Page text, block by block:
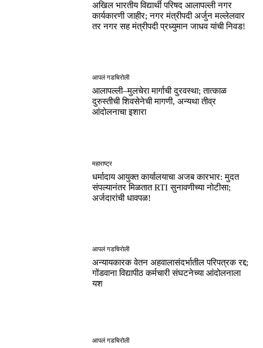
अखिल भारतीय विद्यार्थी परिषद आलापल्ली नगर
कार्यकारणी जाहीर; नगर मंत्रीपदी अर्जुन मल्लेलवार
तर नगर सह मंत्रीपदी प्रध्युमान जाधव यांची निवड!
आपलं गडचिरोली
आलापल्ली–मुलचेरा मार्गाची दुरवस्था; तात्काळ
दुरुस्तीची शिवसेनेची मागणी, अन्यथा तीव्र
आंदोलनाचा इशारा
महाराष्ट्र
धर्मादाय आयुक्त कार्यालयाचा अजब कारभार: मुदत
संपल्यानंतर मिळतात RTI सुनावणीच्या नोटीसा;
अर्जदारांची धावपळ!
आपलं गडचिरोली
अन्यायकारक वेतन अहवालासंदर्भातील परिपत्रक रद्द;
गोंडवाना विद्यापीठ कर्मचारी संघटनेच्या आंदोलनाला
यश
आपलं गडचिरोली